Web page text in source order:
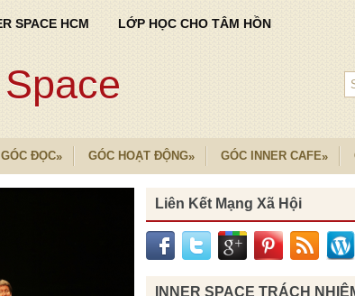
SPACE HCM LỚP HỌC CHO TÂM HỒN
GÓC ĐỌC» GÓC HOẠT ĐỘNG» GÓC INNER CAFE»
Liên Kết Mạng Xã Hội
INNER SPACE TRÁCH